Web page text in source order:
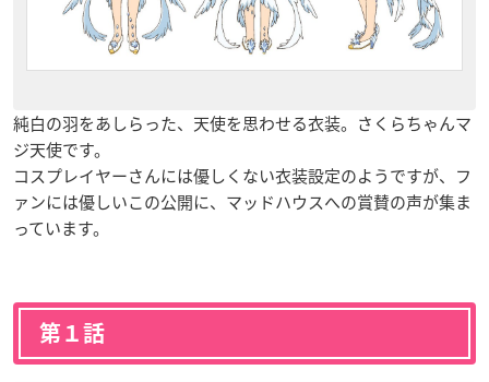
純白の羽をあしらった、天使を思わせる衣装。さくらちゃんマ
ジ天使です。
コスプレイヤーさんには優しくない衣装設定のようですが、フ
ァンには優しいこの公開に、マッドハウスへの賞賛の声が集ま
っています。
第１話